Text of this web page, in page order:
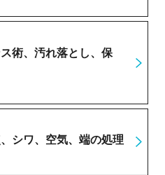
術、汚れ落とし、保
シワ、空気、端の処理